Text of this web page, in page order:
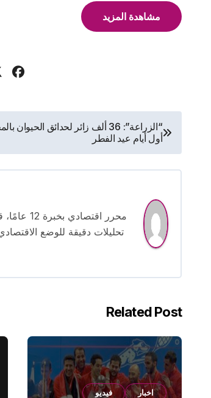
مشاهدة المزيد
تصفّح
المقالات
“الزراعة”: 36 ألف زائر لحدائق
أول أيام عيد الفطر
محرر
تحليلات دقيقة للوضع
Related Post
اخبار
فيديو